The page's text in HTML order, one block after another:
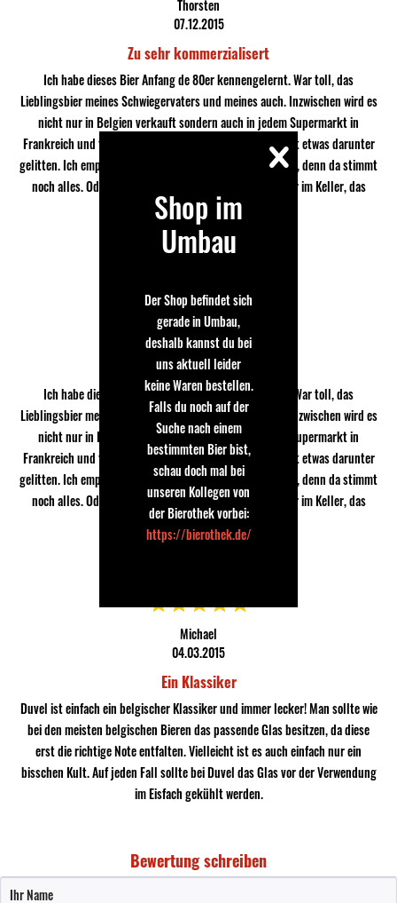
Thorsten
07.12.2015
Zu sehr kommerzialisert
Ich habe dieses Bier Anfang de 80er kennengelernt. War toll, das
Lieblingsbier meines Schwiegervaters und meines auch. Inzwischen wird es
nicht nur in Belgien verkauft sondern auch in jedem Supermarkt in
Frankreich und teils auch in Spanien. M.E. hat die Qualität etwas darunter
gelitten. Ich empfehle deshalb, die größeren 0,7l Flaschen, denn da stimmt
noch alles. Oder man lässt die kleinen Flaschen ein Jahr im Keller, das
steigert dn Genuss.
Thorsten
06.12.2015
Zu sehr kommerzialisert
Ich habe dieses Bier Anfang de 80er kennengelernt. War toll, das
Lieblingsbier meines Schwiegervaters und meines auch. Inzwischen wird es
nicht nur in Belgien verkauft sondern auch in jedem Supermarkt in
Frankreich und teils auch in Spanien. M.E. hat die Qualität etwas darunter
gelitten. Ich empfehle deshalb, die größeren 0,7l Flaschen, denn da stimmt
noch alles. Oder man lässt die kleinen Flaschen ein Jahr im Keller, das
steigert dn Genuss.
Michael
04.03.2015
Ein Klassiker
Duvel ist einfach ein belgischer Klassiker und immer lecker! Man sollte wie
bei den meisten belgischen Bieren das passende Glas besitzen, da diese
erst die richtige Note entfalten. Vielleicht ist es auch einfach nur ein
bisschen Kult. Auf jeden Fall sollte bei Duvel das Glas vor der Verwendung
im Eisfach gekühlt werden.
Bewertung schreiben
Shop im
Umbau
Der Shop befindet sich
gerade in Umbau,
deshalb kannst du bei
uns aktuell leider
keine Waren bestellen.
Falls du noch auf der
Suche nach einem
bestimmten Bier bist,
schau doch mal bei
unseren Kollegen von
der Bierothek vorbei:
https://bierothek.de/